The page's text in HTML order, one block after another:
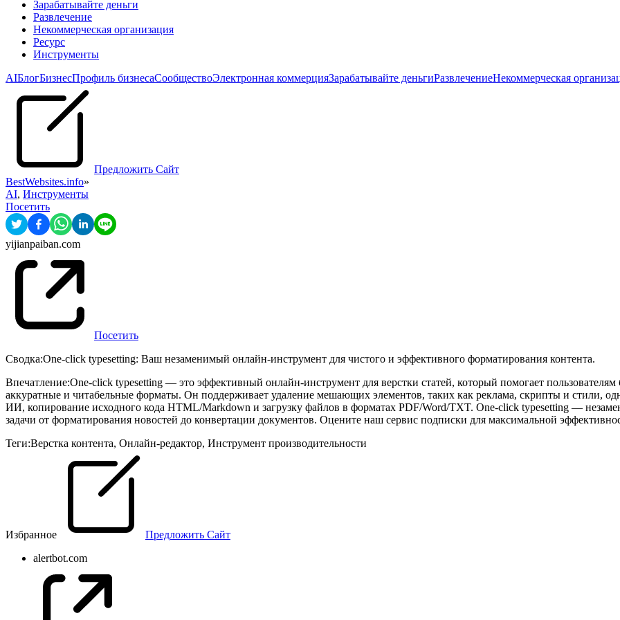
Зарабатывайте деньги
Развлечение
Некоммерческая организация
Pесурс
Инструменты
AIБлогБизнесПрофиль бизнесаСообществоЭлектронная коммерцияЗарабатывайте деньгиРазвлечениеНекоммерческая
Предложить Сайт
BestWebsites.info»
AI, Инструменты
Посетить
yijianpaiban.com
Посетить
Сводка:One-click typesetting: Ваш незаменимый онлайн-инструмент для чистого и эффективного форматирования контента.
Впечатление:One-click typesetting — это эффективный онлайн-инструмент для верстки статей, который помогает
аккуратные и читабельные форматы. Он поддерживает удаление мешающих элементов, таких как реклама, скрипты и стили,
ИИ, копирование исходного кода HTML/Markdown и загрузку файлов в форматах PDF/Word/TXT. One-click typesetting —
задачи от форматирования новостей до конвертации документов. Оцените наш сервис подписки для максимальной
Теги:Верстка контента, Онлайн-редактор, Инструмент производительности
Избранное
Предложить Сайт
alertbot.com